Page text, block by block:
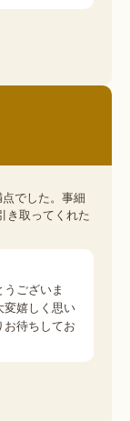
でした。事細
き取ってくれた
ございま
変嬉しく思い
お待ちしてお